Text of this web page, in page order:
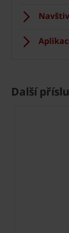
Další